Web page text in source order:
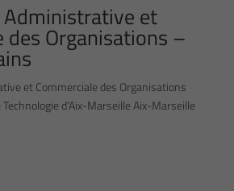
Administrative et
des Organisations –
et Commerciale des Organisations
d’Aix-Marseille Aix-Marseille